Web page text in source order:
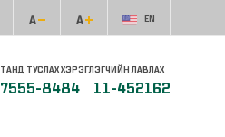
EN
ТАНД ТУСЛАХ ХЭРЭГЛЭГЧИЙН ЛАВЛАХ
7555-8484 11-452162